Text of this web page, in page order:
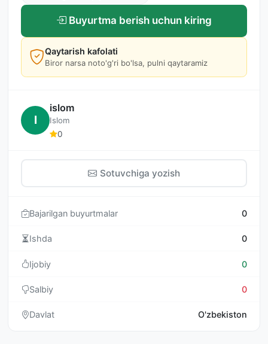
Buyurtma berish uchun kiring
Qaytarish kafolati
Biror narsa noto'g'ri bo'lsa, pulni qaytaramiz
I
islom
Islom
0
Sotuvchiga yozish
Bajarilgan buyurtmalar 0
Ishda 0
Ijobiy 0
Salbiy 0
Davlat O'zbekiston